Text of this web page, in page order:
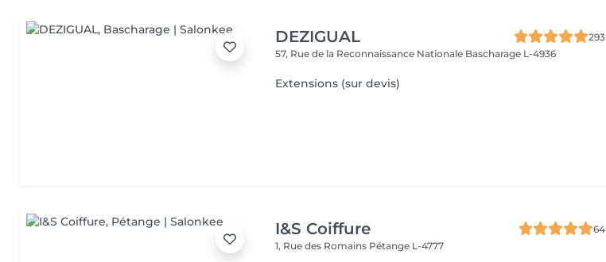
DEZIGUAL
293
57, Rue de la Reconnaissance Nationale Bascharage L-4936
Extensions (sur devis)
I&S Coiffure
64
1, Rue des Romains Pétange L-4777